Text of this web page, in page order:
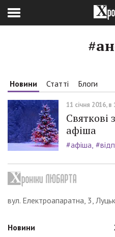
Новини Статті Блоги
11 січня 2016, в
Святкові
афіша
#афіша
вул. Електроапаратна, 3,
Новини